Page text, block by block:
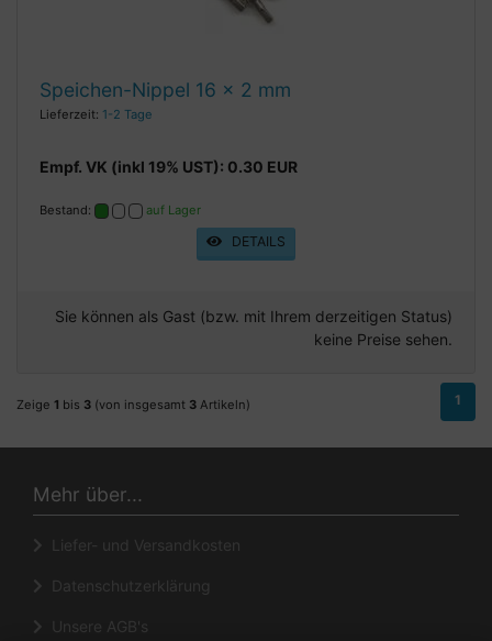
Speichen-Nippel 16 x 2 mm
Lieferzeit: 1-2 Tage
Empf. VK (inkl 19% UST): 0.30 EUR
Bestand: auf Lager
DETAILS
Sie können als Gast (bzw. mit Ihrem derzeitigen Status)
keine Preise sehen.
Zeige 1 bis 3 (von insgesamt 3 Artikeln) 1
Mehr über...
Liefer- und Versandkosten
Datenschutzerklärung
Unsere AGB's